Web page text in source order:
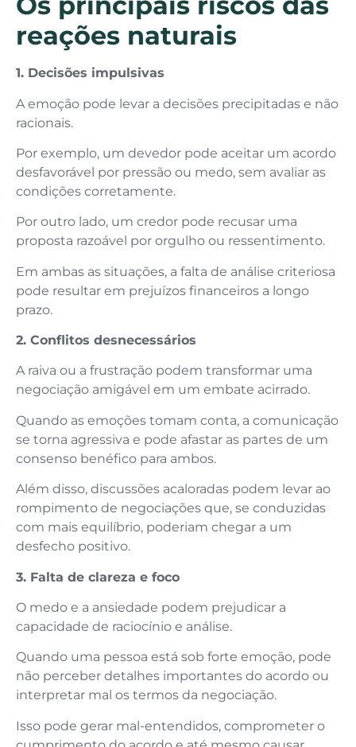
reações naturais
1. Decisões impulsivas
A emoção pode levar a decisões precipitadas e não
racionais.
Por exemplo, um devedor pode aceitar um acordo
desfavorável por pressão ou medo, sem avaliar as
condições corretamente.
Por outro lado, um credor pode recusar uma
proposta razoável por orgulho ou ressentimento.
Em ambas as situações, a falta de análise criteriosa
pode resultar em prejuízos financeiros a longo
prazo.
2. Conflitos desnecessários
A raiva ou a frustração podem transformar uma
negociação amigável em um embate acirrado.
Quando as emoções tomam conta, a comunicação
se torna agressiva e pode afastar as partes de um
consenso benéfico para ambos.
Além disso, discussões acaloradas podem levar ao
rompimento de negociações que, se conduzidas
com mais equilíbrio, poderiam chegar a um
desfecho positivo.
3. Falta de clareza e foco
O medo e a ansiedade podem prejudicar a
capacidade de raciocínio e análise.
Quando uma pessoa está sob forte emoção, pode
não perceber detalhes importantes do acordo ou
interpretar mal os termos da negociação.
Isso pode gerar mal-entendidos, comprometer o